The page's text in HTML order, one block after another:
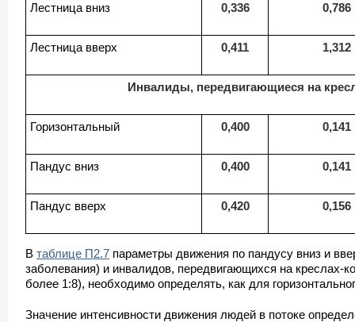
Лестница вниз 0,336 0,786
Лестница вверх 0,411 1,312
Инвалиды, передвигающиеся на
Горизонтальный 0,400 0,141
Пандус вниз 0,400 0,141
Пандус вверх 0,420 0,156
В таблице П2.7 параметры движения по пандусу вниз и
заболевания) и инвалидов, передвигающихся на
более 1:8), необходимо определять, как для
Значение интенсивности движения людей в потоке